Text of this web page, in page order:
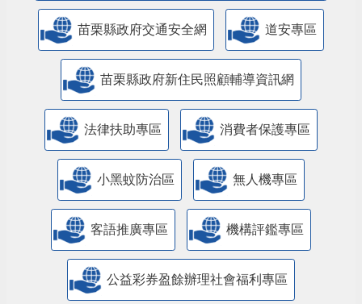
苗栗縣政府交通安全網 道安專區
苗栗縣政府新住民照顧輔導資訊網
法律扶助專區 消費者保護專區
小黑蚊防治區 無人機專區
客語推廣專區 機構評鑑專區
公益彩券盈餘辦理社會福利專區